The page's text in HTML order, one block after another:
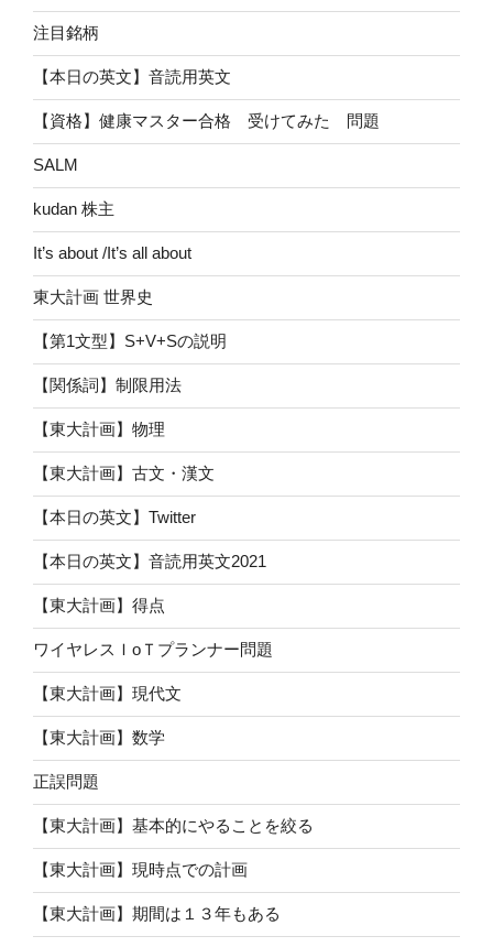
注目銘柄
【本日の英文】音読用英文
【資格】健康マスター合格 受けてみた 問題
SALM
kudan 株主
It’s about /It’s all about
東大計画 世界史
【第1文型】S+V+Sの説明
【関係詞】制限用法
【東大計画】物理
【東大計画】古文・漢文
【本日の英文】Twitter
【本日の英文】音読用英文2021
【東大計画】得点
ワイヤレスＩoＴプランナー問題
【東大計画】現代文
【東大計画】数学
正誤問題
【東大計画】基本的にやることを絞る
【東大計画】現時点での計画
【東大計画】期間は１３年もある